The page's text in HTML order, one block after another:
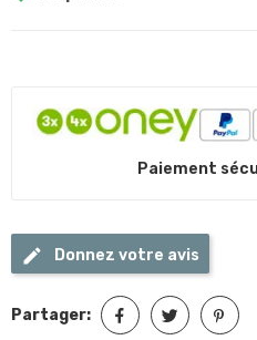
Paiement
Donnez votre avis
Partager: